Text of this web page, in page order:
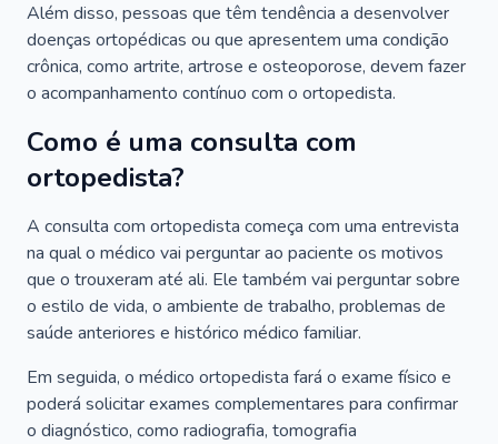
Além disso, pessoas que têm tendência a desenvolver
doenças ortopédicas ou que apresentem uma condição
crônica, como artrite, artrose e osteoporose, devem fazer
o acompanhamento contínuo com o ortopedista.
Como é uma consulta com
ortopedista?
A consulta com ortopedista começa com uma entrevista
na qual o médico vai perguntar ao paciente os motivos
que o trouxeram até ali. Ele também vai perguntar sobre
o estilo de vida, o ambiente de trabalho, problemas de
saúde anteriores e histórico médico familiar.
Em seguida, o médico ortopedista fará o exame físico e
poderá solicitar exames complementares para confirmar
o diagnóstico, como radiografia, tomografia